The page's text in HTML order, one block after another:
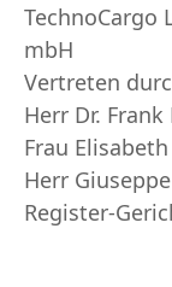
TechnoCargo
mbH
Vertreten
Herr Dr. Frank
Frau
Herr
Register-